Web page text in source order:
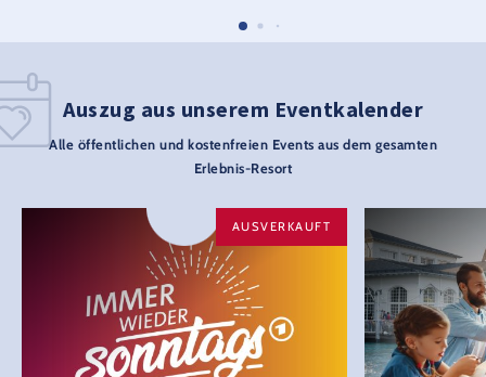
Auszug aus unserem Eventkalender
Alle öffentlichen und kostenfreien Events aus dem gesamten
Erlebnis-Resort
AUSVERKAUFT